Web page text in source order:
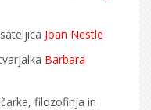
Joan Nestle
Barbara
filozofinja in